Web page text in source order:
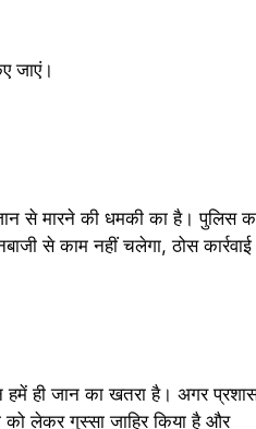
जाएं।
से मारने की धमकी का है। पुलिस
से काम नहीं चलेगा, ठोस कार्रवाई
हमें ही जान का खतरा है। अगर
लेकर गुस्सा जाहिर किया है और